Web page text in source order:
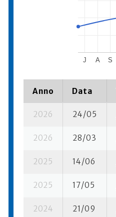
J A S
Anno Data
2026 24/05
2026 28/03
2025 14/06
2025 17/05
2024 21/09